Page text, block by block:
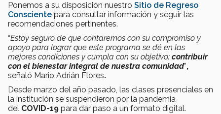
Ponemos a su disposición nuestro Sitio de Regreso
Consciente para consultar información y seguir las
recomendaciones pertinentes.
“Estoy seguro de que contaremos con su compromiso y
apoyo para lograr que este programa se dé en las
mejores condiciones y cumpla con su objetivo: contribuir
con el bienestar integral de nuestra comunidad”,
señaló Mario Adrián Flores.
Desde marzo del año pasado, las clases presenciales en
la institución se suspendieron por la pandemia
del COVID-19 para dar paso a un formato digital.